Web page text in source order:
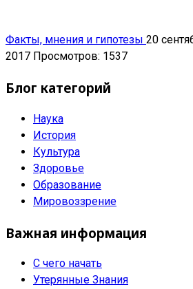
Факты, мнения и гипотезы 20
2017 Просмотров: 1537
Блог категорий
Наука
История
Культура
Здоровье
Образование
Мировоззрение
Важная информация
С чего начать
Утерянные Знания